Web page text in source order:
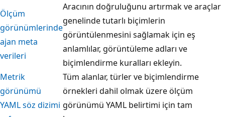
Ölçüm
görünümlerinde
ajan meta
verileri
Aracının doğruluğunu artırmak ve araçlar
genelinde tutarlı biçimlerin
görüntülenmesini sağlamak için eş
anlamlılar, görüntüleme adları ve
biçimlendirme kuralları ekleyin.
Metrik
görünümü
YAML söz dizimi
Tüm alanlar, türler ve biçimlendirme
örnekleri dahil olmak üzere ölçüm
görünümü YAML belirtimi için tam